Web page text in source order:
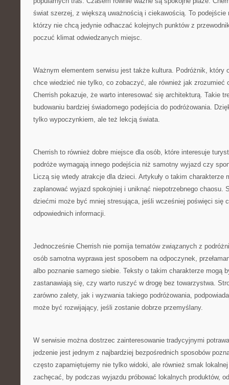
świat szerzej, z większą uważnością i ciekawością. To
którzy nie chcą jedynie odhaczać kolejnych punktów z
poczuć klimat odwiedzanych miejsc.
Ważnym elementem serwisu jest także kultura. Podróżnik, który
chce wiedzieć nie tylko, co zobaczyć, ale również jak zrozumieć
Cherrish pokazuje, że warto interesować się architekturą. Takie
budowaniu bardziej świadomego podejścia do podróżowania.
tylko wypoczynkiem, ale też lekcją świata.
Cherrish to również dobre miejsce dla osób, które interesuje
podróże wymagają innego podejścia niż samotny wyjazd czy
Liczą się wtedy atrakcje dla dzieci. Artykuły o takim charakterze
zaplanować wyjazd spokojniej i uniknąć niepotrzebnego chaosu.
dziećmi może być mniej stresująca, jeśli wcześniej poświęci się
odpowiednich informacji.
Jednocześnie Cherrish nie pomija tematów związanych z
osób samotna wyprawa jest sposobem na odpoczynek,
albo poznanie samego siebie. Teksty o takim charakterze mogą
zastanawiają się, czy warto ruszyć w drogę bez towarzystwa.
zarówno zalety, jak i wyzwania takiego podróżowania,
może być rozwijający, jeśli zostanie dobrze przemyślany.
W serwisie można dostrzec zainteresowanie tradycyjnymi
jedzenie jest jednym z najbardziej bezpośrednich sposobów
często zapamiętujemy nie tylko widoki, ale również smak
zachęcać, by podczas wyjazdu próbować lokalnych produktów,